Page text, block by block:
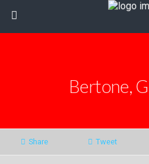
Bertone,
Share Tweet